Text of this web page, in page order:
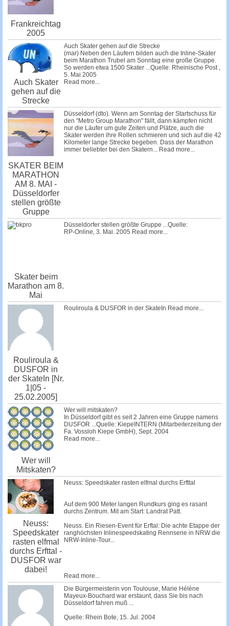
Frankreichtag
2005
Auch Skater
gehen auf die
Strecke
Auch Skater gehen auf die Strecke
(mar) Neben den Läufern bilden auch die Inline-Skater
beim Marathon Trubel am Sonntag eine große Gruppe.
So werden etwa 1500 Skater ...Quelle: Rheinische Post ,
5. Mai 2005
Read more...
SKATER BEIM
MARATHON
AM 8. MAI -
Düsseldorfer
stellen größte
Gruppe
Düsseldorf (dto). Wenn am Sonntag der Startschuss für
den "Metro Group Marathon" fällt, dann kämpfen nicht
nur die Läufer um gute Zeiten und Plätze, auch die
Skater werden ihre Rollen schmieren und sich auf die 42
Kilometer lange Strecke begeben. Dass der Marathon
immer beliebter bei den Skatern... Read more...
Skater beim
Marathon am 8.
Mai
Düsseldorfer stellen größte Gruppe ...Quelle:
RP-Online, 3. Mai. 2005 Read more...
Rouliroula &
DUSFOR in
der SkateIn [Nr.
1|05 -
25.02.2005]
Rouliroula & DUSFOR in der SkateIn Read more...
Wer will
Mitskaten?
Wer will mitskaten?
In Düsseldorf gibt es seit 2 Jahren eine Gruppe namens
DUSFOR ...Quelle: KiepeINTERN (Mitarbeiterzeitung der
Fa. Vossloh Kiepe GmbH), Sept. 2004
Read more...
Neuss:
Speedskater
rasten elfmal
durchs Erfttal -
DUSFOR war
dabei!
Neuss: Speedskater rasten elfmal durchs Erfttal
Auf dem 900 Meter langen Rundkurs ging es rasant
durchs Zentrum. Mit am Start: Landrat Patt.
Neuss. Ein Riesen-Event für Erftal: Die achte Etappe der
ranghöchsten Inlinespeedskating Rennserie in NRW die
NRW-Inline-Tour...
Read more...
Die Bürgermeisterin von Toulouse, Marie Hélène
Mayeux-Bouchard war erstaunt, dass Sie bis nach
Düsseldorf fahren muß ...
Quelle: Rhein Bote, 15. Jul. 2004